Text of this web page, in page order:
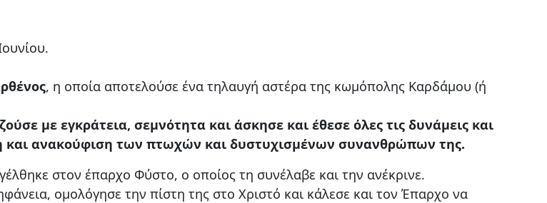
, η οποία αποτελούσε ένα τηλαυγή αστέρα της κωμόπολης Καρδάμου (ή
ζούσε με εγκράτεια, σεμνότητα και άσκησε και έθεσε όλες τις δυνάμεις και
και ανακούφιση των πτωχών και δυστυχισμένων συνανθρώπων της.
στον έπαρχο Φύστο, ο οποίος τη συνέλαβε και την ανέκρινε.
ομολόγησε την πίστη της στο Χριστό και κάλεσε και τον Έπαρχο να